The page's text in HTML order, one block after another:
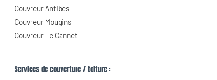
Couvreur Antibes
Couvreur Mougins
Couvreur Le Cannet
Services de couverture / toiture :